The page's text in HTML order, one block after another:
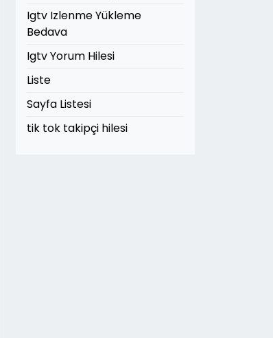
Igtv Izlenme Yükleme
Bedava
Igtv Yorum Hilesi
Liste
Sayfa Listesi
tik tok takipçi hilesi